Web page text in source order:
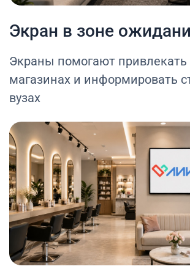
Экран в зоне
Экраны помогают привлекать
магазинах и информировать
вузах